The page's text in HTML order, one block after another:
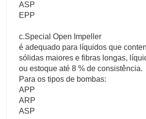
ASP
EPP
c.Special Open Impeller
é adequado para líquidos que
sólidas maiores e fibras longas,
ou estoque até 8 % de consistência.
Para os tipos de bombas:
APP
ARP
ASP